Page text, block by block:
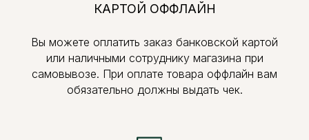
КАРТОЙ ОФФЛАЙН
Вы можете оплатить заказ банковской картой
или наличными сотруднику магазина при
самовывозе. При оплате товара оффлайн вам
обязательно должны выдать чек.